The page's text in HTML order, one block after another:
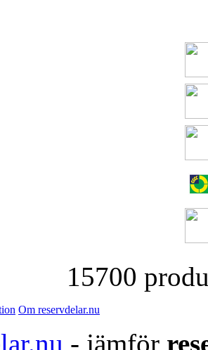
15700
Om reservdelar.nu
- jämför